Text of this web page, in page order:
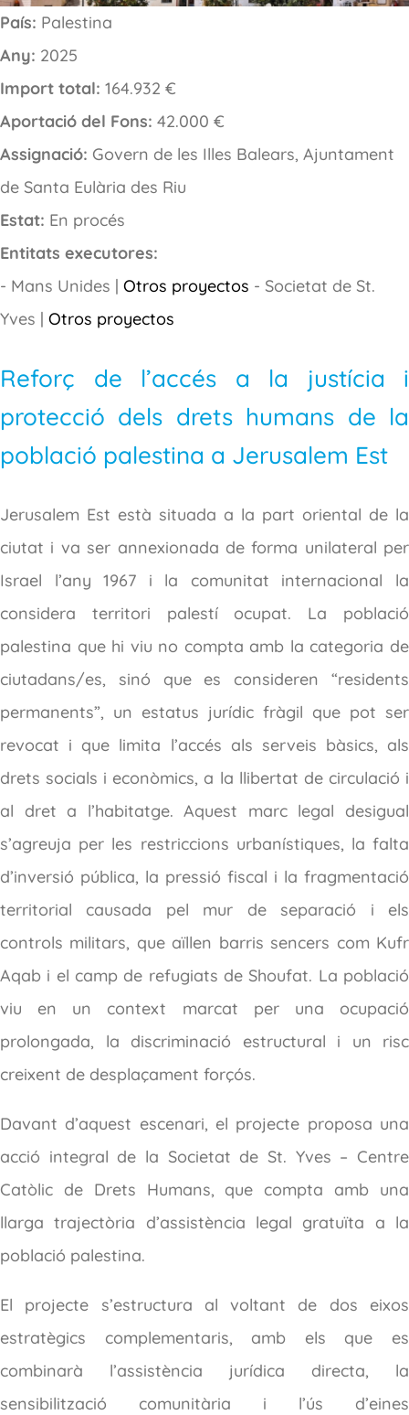
País: Palestina
Any: 2025
Import total: 164.932 €
Aportació del Fons: 42.000 €
Assignació: Govern de les Illes Balears, Ajuntament
de Santa Eulària des Riu
Estat: En procés
Entitats executores:
- Mans Unides | Otros proyectos - Societat de St.
Yves | Otros proyectos
Reforç de l’accés a la justícia i
protecció dels drets humans de la
població palestina a Jerusalem Est
Jerusalem Est està situada a la part oriental de la
ciutat i va ser annexionada de forma unilateral per
Israel l’any 1967 i la comunitat internacional la
considera territori palestí ocupat. La població
palestina que hi viu no compta amb la categoria de
ciutadans/es, sinó que es consideren “residents
permanents”, un estatus jurídic fràgil que pot ser
revocat i que limita l’accés als serveis bàsics, als
drets socials i econòmics, a la llibertat de circulació i
al dret a l’habitatge. Aquest marc legal desigual
s’agreuja per les restriccions urbanístiques, la falta
d’inversió pública, la pressió fiscal i la fragmentació
territorial causada pel mur de separació i els
controls militars, que aïllen barris sencers com Kufr
Aqab i el camp de refugiats de Shoufat. La població
viu en un context marcat per una ocupació
prolongada, la discriminació estructural i un risc
creixent de desplaçament forçós.
Davant d’aquest escenari, el projecte proposa una
acció integral de la Societat de St. Yves – Centre
Catòlic de Drets Humans, que compta amb una
llarga trajectòria d’assistència legal gratuïta a la
població palestina.
El projecte s’estructura al voltant de dos eixos
estratègics complementaris, amb els que es
combinarà l’assistència jurídica directa, la
sensibilització comunitària i l’ús d’eines